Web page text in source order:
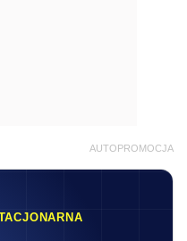
AUTOPROMOCJA